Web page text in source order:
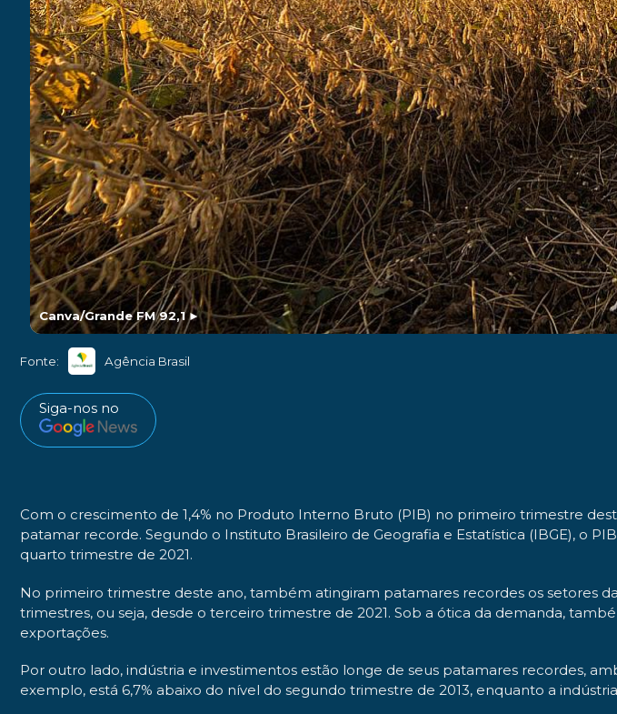
Canva/Grande FM 92,1►
Fonte: Agência Brasil
Siga-nos no
Com o crescimento de 1,4% no Produto Interno Bruto (PIB) no primeiro trimestre
patamar recorde. Segundo o Instituto Brasileiro de Geografia e Estatística (IBGE), o
quarto trimestre de 2021.
No primeiro trimestre deste ano, também atingiram patamares recordes os setores
trimestres, ou seja, desde o terceiro trimestre de 2021. Sob a ótica da demanda,
exportações.
Por outro lado, indústria e investimentos estão longe de seus patamares recordes,
exemplo, está 6,7% abaixo do nível do segundo trimestre de 2013, enquanto a